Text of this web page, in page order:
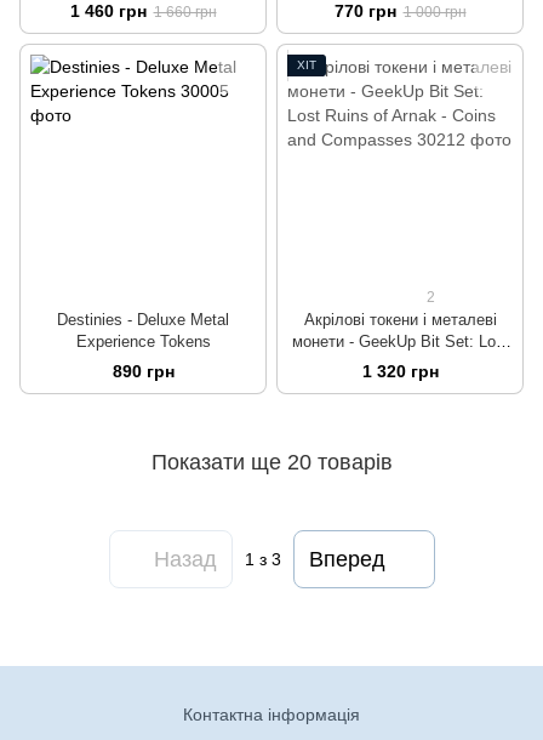
1 460 грн 1 660 грн 770 грн 1 000 грн
Destinies - Deluxe Metal
Experience Tokens
890 грн
ХІТ
2
Акрілові токени і металеві
монети - GeekUp Bit Set: Lost
Ruins of Arnak - Coins and
Compasses
1 320 грн
Показати ще 20 товарів
Назад 1з 3 Вперед
Контактна інформація